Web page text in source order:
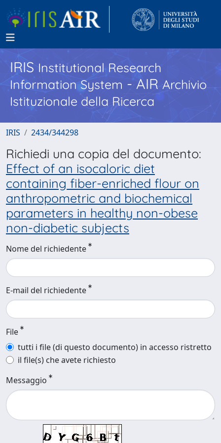
IRISInstitutional Research
Information System - AIR Archivio
Istituzionale della Ricerca
IRIS 2434/344298
Richiedi una copia del documento:
Effect of an isocaloric diet
containing fiber-enriched flour on
anthropometric and biochemical
parameters in healthy non-obese
non-diabetic subjects
Nome del richiedente
E-mail del richiedente
File
tutti i file (di questo documento) in accesso ristretto
il file(s) che avete richiesto
Messaggio